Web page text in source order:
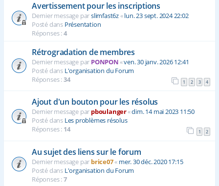
Avertissement pour les inscriptions
Dernier message parslimfast6z«lun. 23 sept. 2024 22:02
Posté dans Présentation
Réponses :4
Rétrogradation de membres
Dernier message par PONPON«ven. 30 janv. 2026 12:41
Posté dans L'organisation du Forum
Réponses :34 1 2 3 4
Ajout d'un bouton pour les résolus
Dernier message par pboulanger«dim. 14 mai 2023 11:50
Posté dans Les problèmes résolus
Réponses : 14 1 2
Au sujet des liens sur le forum
Dernier message par brice07« mer. 30 déc. 2020 17:15
Posté dans L'organisation du Forum
Réponses :7